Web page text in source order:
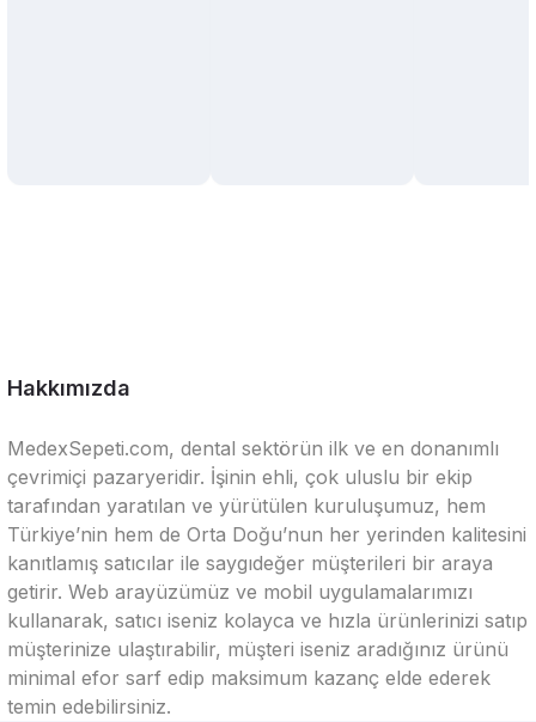
Hakkımızda
MedexSepeti.com, dental sektörün ilk ve en donanımlı
çevrimiçi pazaryeridir. İşinin ehli, çok uluslu bir ekip
tarafından yaratılan ve yürütülen kuruluşumuz, hem
Türkiye’nin hem de Orta Doğu’nun her yerinden kalitesini
kanıtlamış satıcılar ile saygıdeğer müşterileri bir araya
getirir. Web arayüzümüz ve mobil uygulamalarımızı
kullanarak, satıcı iseniz kolayca ve hızla ürünlerinizi satıp
müşterinize ulaştırabilir, müşteri iseniz aradığınız ürünü
minimal efor sarf edip maksimum kazanç elde ederek
temin edebilirsiniz.